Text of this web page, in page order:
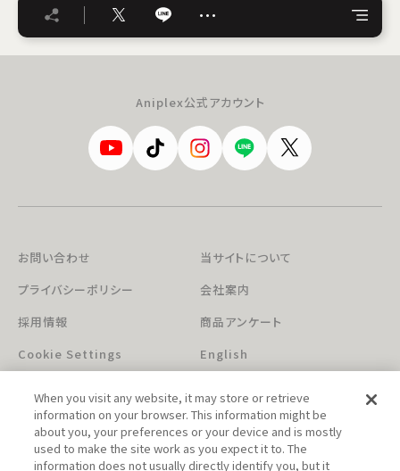
…
Aniplex公式アカウント
お問い合わせ
当サイトについて
プライバシーポリシー
会社案内
採用情報
商品アンケート
Cookie Settings
English
When you visit any website, it may store or retrieve
information on your browser. This information might be
about you, your preferences or your device and is mostly
used to make the site work as you expect it to. The
information does not usually directly identify you, but it